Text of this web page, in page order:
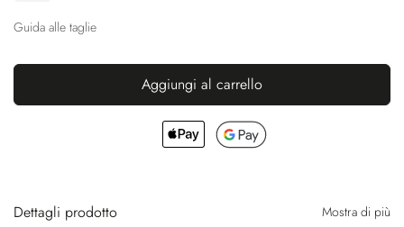
Guida alle taglie
Aggiungi al carrello
Dettagli prodotto Mostra di più